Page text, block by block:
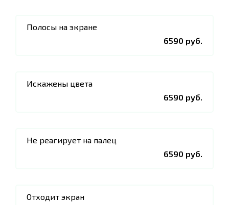
Полосы на экране
6590 руб.
Искажены цвета
6590 руб.
Не реагирует на палец
6590 руб.
Отходит экран